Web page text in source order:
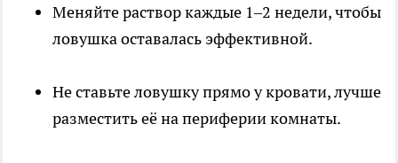
Меняйте раствор каждые 1–2 недели, чтобы
ловушка оставалась эффективной.
Не ставьте ловушку прямо у кровати, лучше
разместить её на периферии комнаты.